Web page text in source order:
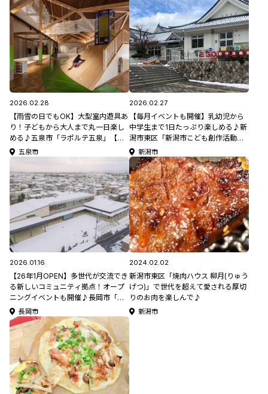
2026.02.28
【雨雪の日でもOK】大型室内遊具あ
り！子どもから大人まで丸一日楽し
める♪五泉市「ラポルテ五泉」【新
潟県のこどもが楽しめる遊び場・お
でかけスポット特集】
五泉市
2026.02.27
【毎月イベントも開催】乳幼児から
中学生まで1日たっぷり楽しめる♪新
潟市東区「新潟市こども創作活動
館」【新潟県のこどもが楽しめる遊
び場・おでかけスポット特集】
新潟市
2026.01.16
【26年1月OPEN】多世代が交流でき
る新しいコミュニティ拠点！オープ
ニングイベントも開催♪長岡市「与
板地域交流拠点施設 いこいね☆よい
た」
長岡市
2024.02.02
新潟市東区「焼肉ハウス 柳月(りゅう
げつ)」で世代を超えて愛される厚切
りのお肉を楽しんで♪
新潟市